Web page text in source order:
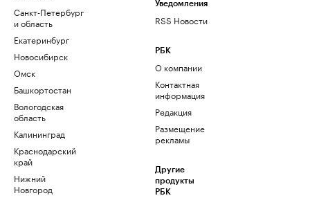
Санкт-Петербург
и область
Екатеринбург
Новосибирск
Омск
Башкортостан
Вологодская
область
Калининград
Краснодарский
край
Нижний
Новгород
Уведомления
RSS Новости
РБК
О компании
Контактная
информация
Редакция
Размещение
рекламы
Другие
продукты
РБК